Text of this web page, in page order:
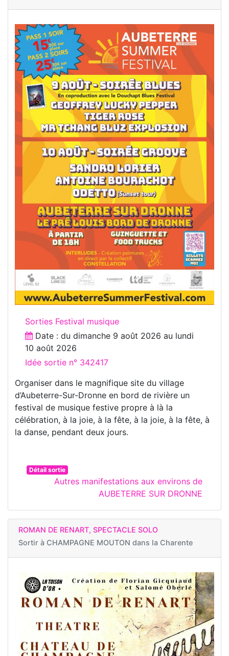
Sorties Festival musique
Date : du dimanche 9 août 2026 au lundi
10 août 2026
Idée sortie n° 342417
Organiser dans le magnifique site du village
d’Aubeterre-Sur-Dronne en bord de rivière un
festival de musique festive propre à là la
célébration, à la joie, à la fête, à la joie, à la fête, à
la danse, pendant deux jours.
Détail sortie
Autres manifestations aux environs de
AUBETERRE SUR DRONNE
ROMAN DE RENART, SPECTACLE SOLO
Sortir à CHAMPAGNE MOUTON dans la Charente